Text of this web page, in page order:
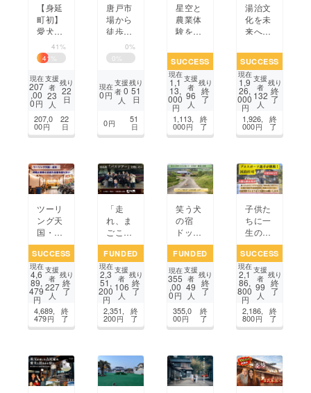
【身延
町初】
愛犬と
泊まれ
る体験
型民泊
を作り
たい！
41%
41
現在
207
,00
0円
支援
者
23
人
残り
22
日
207,0
00円
22
日
唐戸市
場から
徒歩1
分 築
60年ビ
ルにも
う一度
灯り
を。
0%
0
現在
0円
支援
者0
人
残り
51
日
0円 51
日
星空と
農業体
験を楽
民家お
宿&夜
カフェ
~郡上
市~
SUCCESS
現在
1,1
13,
000
円
支援
者
96
人
残り
終
了
1,113,
000円
終
了
湯治文
化を未
来へ！
館主が
挑む岩
手・西
和賀の
温泉宿
『鳳鳴
館』再
生プロ
SUCCESS
現在
1,9
26,
000
円
支援
者
132
人
残り
終
了
1,926,
000円
終
了
ツーリ
ング天
国・信
州に仲
間と愛
車と泊
まれる
宿を創
りた
い！
SUCCESS
現在
4,6
89,
479
円
支援
者
227
人
残り
終
了
4,689,
479円
終
了
「走
れ、ま
ごころ
バ
ス。」
20年以
上続く
父のツ
アー
と、お
客さん
たい。
FUNDED
現在
2,3
51,
200
円
支援
者
106
人
残り
終
了
2,351,
200円
終
了
笑う犬
の宿
ドッグ
ランの
柵を建
てたい
プロ
ジェク
ト
FUNDED
現在
355
,00
0円
支援
者
49
人
残り
終
了
355,0
00円
終
了
子供た
ちに一
生の思
い出
を。プ
ロハン
ド選手
が富山
氷見で
挑む、
古民家
り
SUCCESS
現在
2,1
86,
800
円
支援
者
99
人
残り
終
了
2,186,
800円
終
了